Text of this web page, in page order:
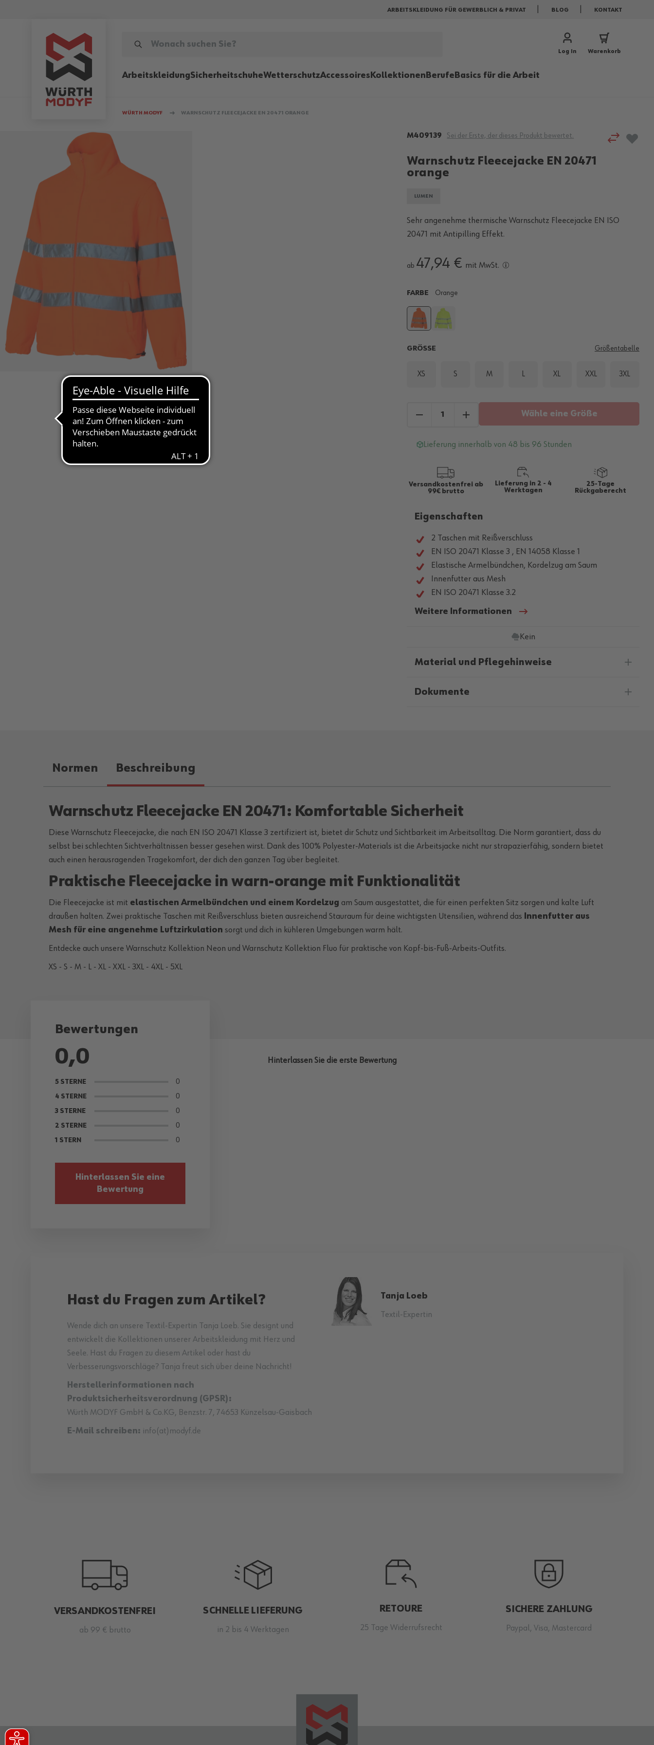
ARBEITSKLEIDUNG FÜR GEWERBLICH & PRIVAT BLOG KONTAKT
Log In Warenkorb
ArbeitskleidungSicherheitschuheWetterschutzAccessoires Kollektionen Berufe Basics für die Arbeit
WÜRTH MODYF WARNSCHUTZ FLEECEJACKE EN 20471 ORANGE
M409139 Sei der Erste, der dieses Produkt bewertet.
Warnschutz Fleecejacke EN 20471
orange
LUMEN
Sehr angenehme thermische Warnschutz Fleecejacke EN ISO
20471 mit Antipilling Effekt.
ab 47,94 € mit MwSt.
FARBE Orange
GRÖSSE Größentabelle
XS S M L XL XXL 3XL
Wähle eine Größe
Lieferung innerhalb von 48 bis 96 Stunden
Versandkostenfrei ab
99€ brutto
Lieferung in 2 - 4
Werktagen
25-Tage
Rückgaberecht
Eigenschaften
2 Taschen mit Reißverschluss
EN ISO 20471 Klasse 3 , EN 14058 Klasse 1
Elastische Armelbündchen, Kordelzug am Saum
Innenfutter aus Mesh
EN ISO 20471 Klasse 3.2
Weitere Informationen
Kein
Material und Pflegehinweise
Dokumente
Normen Beschreibung
Warnschutz Fleecejacke EN 20471: Komfortable Sicherheit
Diese Warnschutz Fleecejacke, die nach EN ISO 20471 Klasse 3 zertifiziert ist, bietet dir Schutz und Sichtbarkeit im Arbeitsalltag. Die Norm garantiert, dass du
selbst bei schlechten Sichtverhältnissen besser gesehen wirst. Dank des 100% Polyester-Materials ist die Arbeitsjacke nicht nur strapazierfähig, sondern bietet
auch einen herausragenden Tragekomfort, der dich den ganzen Tag über begleitet.
Praktische Fleecejacke in warn-orange mit Funktionalität
Die Fleecejacke ist mit elastischen Armelbündchen und einem Kordelzug am Saum ausgestattet, die für einen perfekten Sitz sorgen und kalte Luft
draußen halten. Zwei praktische Taschen mit Reißverschluss bieten ausreichend Stauraum für deine wichtigsten Utensilien, während das
Innenfutter aus
Mesh für eine angenehme Luftzirkulation sorgt und dich in kühleren Umgebungen warm hält.
Entdecke auch unsere Warnschutz Kollektion Neon und Warnschutz Kollektion Fluo für praktische von Kopf-bis-Fuß-Arbeits-Outfits.
XS - S - M - L - XL - XXL - 3XL - 4XL - 5XL
Bewertungen
0,0
5 STERNE 0
4 STERNE 0
3 STERNE 0
2 STERNE 0
1 STERN 0
Hinterlassen Sie eine
Bewertung
Hinterlassen Sie die erste Bewertung
Hast du Fragen zum Artikel?
Wende dich an unsere Textil-Expertin Tanja Loeb. Sie designt und
entwickelt die Kollektionen unserer Arbeitskleidung mit Herz und
Seele. Hast du Fragen zu diesem Artikel oder hast du
Verbesserungsvorschläge? Tanja freut sich über deine Nachricht!
Herstellerinformationen nach
Produktsicherheitsverordnung (GPSR):
Würth MODYF GmbH & Co.KG, Benzstr. 7, 74653 Künzelsau-Gaisbach
E-Mail schreiben: info(at)modyf.de
Tanja Loeb
Textil-Expertin
VERSANDKOSTENFREI
ab 99 € brutto
SCHNELLE LIEFERUNG
in 2 bis 4 Werktagen
RETOURE
25 Tage Widerrufsrecht
SICHERE ZAHLUNG
Paypal, Visa, Mastercard